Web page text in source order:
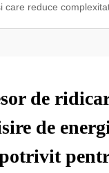
care reduce
de
de